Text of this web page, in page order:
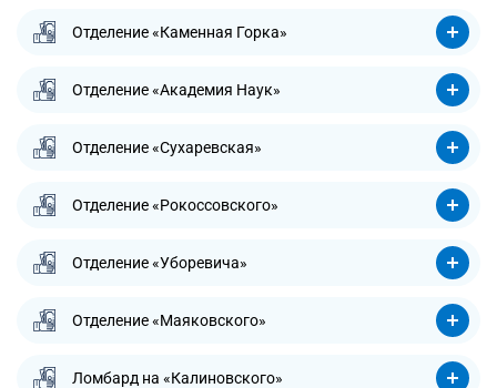
Отделение «Каменная Горка»
Отделение «Академия Наук»
Отделение «Сухаревская»
Отделение «Рокоссовского»
Отделение «Уборевича»
Отделение «Маяковского»
Ломбард на «Калиновского»